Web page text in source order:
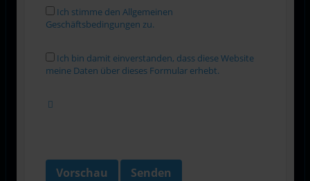
Ich stimme den Allgemeinen
Geschäftsbedingungen zu.
Ich bin damit einverstanden, dass diese Website
meine Daten über dieses Formular erhebt.
Vorschau
Senden